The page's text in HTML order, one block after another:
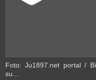
Foto: Ju1897.net portal /
su...